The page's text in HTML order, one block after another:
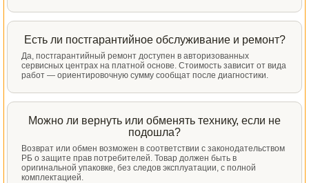
Есть ли постгарантийное обслуживание и ремонт?
Да, постгарантийный ремонт доступен в авторизованных
сервисных центрах на платной основе. Стоимость зависит от вида
работ — ориентировочную сумму сообщат после диагностики.
Можно ли вернуть или обменять технику, если не
подошла?
Возврат или обмен возможен в соответствии с законодательством
РБ о защите прав потребителей. Товар должен быть в
оригинальной упаковке, без следов эксплуатации, с полной
комплектацией.